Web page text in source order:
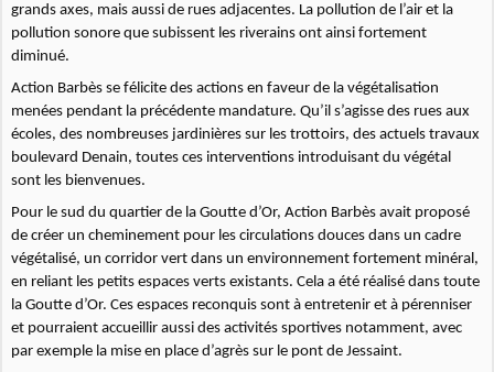
grands axes, mais aussi de rues adjacentes. La pollution de l’air et la
pollution sonore que subissent les riverains ont ainsi fortement
diminué.
Action Barbès se félicite des actions en faveur de la végétalisation
menées pendant la précédente mandature. Qu’il s’agisse des rues aux
écoles, des nombreuses jardinières sur les trottoirs, des actuels travaux
boulevard Denain, toutes ces interventions introduisant du végétal
sont les bienvenues.
Pour le sud du quartier de la Goutte d’Or, Action Barbès avait proposé
de créer un cheminement pour les circulations douces dans un cadre
végétalisé, un corridor vert dans un environnement fortement minéral,
en reliant les petits espaces verts existants. Cela a été réalisé dans toute
la Goutte d’Or. Ces espaces reconquis sont à entretenir et à pérenniser
et pourraient accueillir aussi des activités sportives notamment, avec
par exemple la mise en place d’agrès sur le pont de Jessaint.